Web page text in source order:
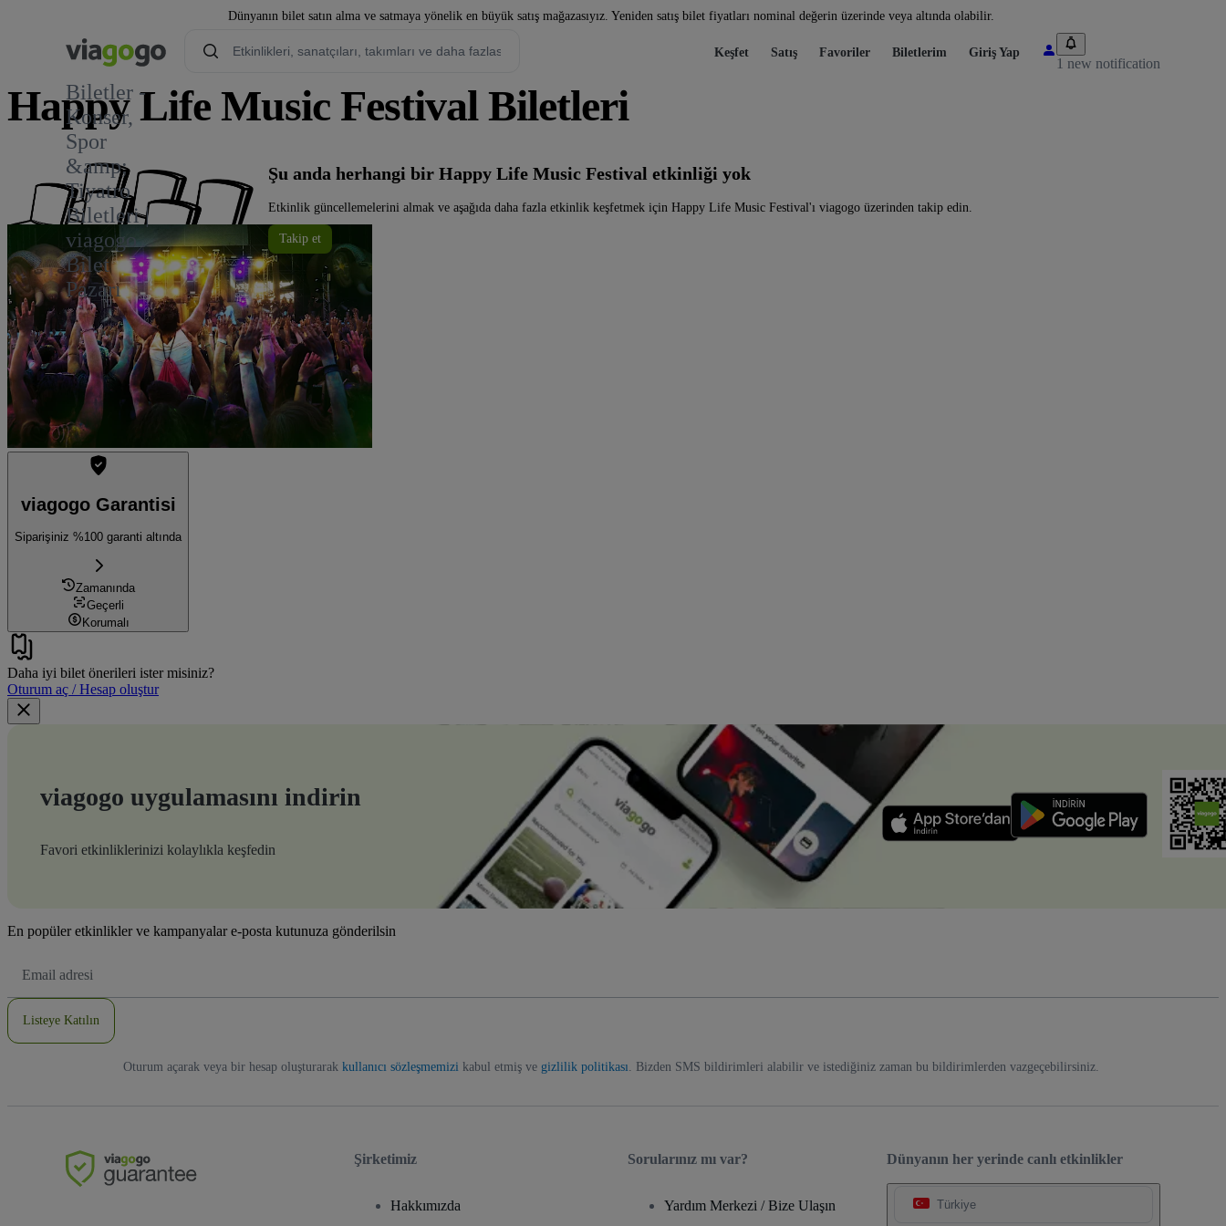
Dünyanın bilet satın alma ve satmaya yönelik en büyük satış mağazasıyız. Yeniden satış bilet fiyatları nominal değerin üzerinde veya altında olabilir.
Biletler -
Konser,
Spor
&amp;
Tiyatro
Biletleri |
viagogo
Bilet
Pazarı
Keşfet Satış Favoriler Biletlerim Giriş Yap
1 new notification
Happy Life Music Festival Biletleri
Şu anda herhangi bir Happy Life Music Festival etkinliği yok
Etkinlik güncellemelerini almak ve aşağıda daha fazla etkinlik keşfetmek için Happy Life Music Festival'ı viagogo üzerinden takip edin.
Takip et
viagogo Garantisi
Siparişiniz %100 garanti altında
Zamanında
Geçerli
Korumalı
Daha iyi bilet önerileri ister misiniz?
Oturum aç / Hesap oluştur
viagogo uygulamasını indirin
Favori etkinliklerinizi kolaylıkla keşfedin
En popüler etkinlikler ve kampanyalar e-posta kutunuza gönderilsin
posta
Listeye Katılın
Oturum açarak veya bir hesap oluşturarak kullanıcı sözleşmemizi kabul etmiş ve gizlilik politikası . Bizden SMS bildirimleri alabilir ve istediğiniz zaman bu bildirimlerden vazgeçebilirsiniz.
Dünyanın her yerinde canlı etkinlikler
Türkiye
Şirketimiz
Hakkımızda
Sorularınız mı var?
Yardım Merkezi / Bize Ulaşın